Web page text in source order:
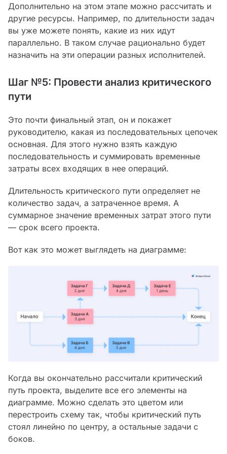
Дополнительно на этом этапе можно рассчитать и
другие ресурсы. Например, по длительности задач
вы уже можете понять, какие из них идут
параллельно. В таком случае рационально будет
назначить на эти операции разных исполнителей.
Шаг №5: Провести анализ критического
пути
Это почти финальный этап, он и покажет
руководителю, какая из последовательных цепочек
основная. Для этого нужно взять каждую
последовательность и суммировать временные
затраты всех входящих в нее операций.
Длительность критического пути определяет не
количество задач, а затраченное время. А
суммарное значение временных затрат этого пути
— срок всего проекта.
Вот как это может выглядеть на диаграмме:
Когда вы окончательно рассчитали критический
путь проекта, выделите все его элементы на
диаграмме. Можно сделать это цветом или
перестроить схему так, чтобы критический путь
стоял линейно по центру, а остальные задачи с
боков.